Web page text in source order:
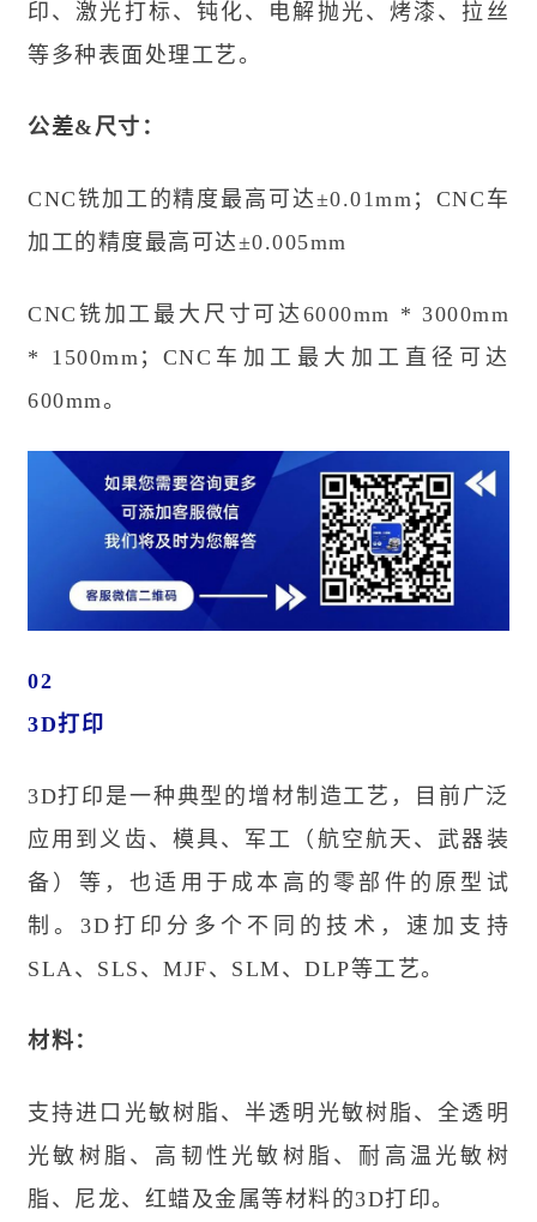
印、激光打标、钝化、电解抛光、烤漆、拉丝
等多种表面处理工艺。
公差&尺寸：
CNC铣加工的精度最高可达±0.01mm；CNC车
加工的精度最高可达±0.005mm
CNC铣加工最大尺寸可达6000mm * 3000mm
* 1500mm；CNC车加工最大加工直径可达
600mm。
02
3D打印
3D打印是一种典型的增材制造工艺，目前广泛
应用到义齿、模具、军工（航空航天、武器装
备）等，也适用于成本高的零部件的原型试
制。3D打印分多个不同的技术，速加支持
SLA、SLS、MJF、SLM、DLP等工艺。
材料：
支持进口 光敏树脂、半透明光敏树脂、全透明
光敏树脂、高韧性光敏树脂、耐高温光敏树
脂、尼龙、红蜡及金属等材料的3D打印。